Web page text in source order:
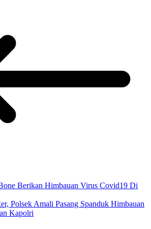
Berikan Himbauan Virus Covid19 Di
Polsek Amali Pasang Spanduk Himbauan
Kapolri